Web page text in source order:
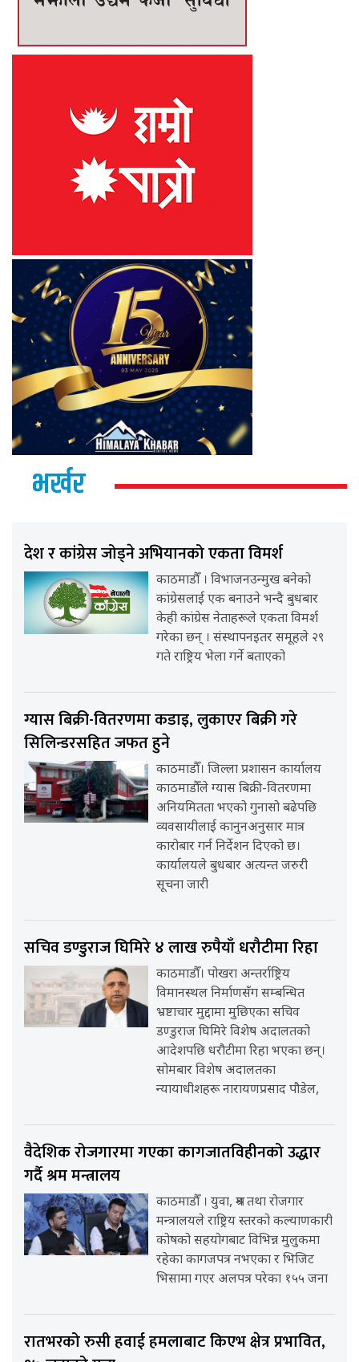
भर्खर
देश र कांग्रेस जोड्ने अभियानको एकता विमर्श
काठमाडौँ । विभाजनउन्मुख बनेको
कांग्रेसलाई एक बनाउने भन्दै बुधबार
केही कांग्रेस नेताहरूले एकता विमर्श
गरेका छन् । संस्थापनइतर समूहले २९
गते राष्ट्रिय भेला गर्ने बताएको
ग्यास बिक्री-वितरणमा कडाइ, लुकाएर बिक्री गरे
सिलिन्डरसहित जफत हुने
काठमाडौँ। जिल्ला प्रशासन कार्यालय
काठमाडौँले ग्यास बिक्री-वितरणमा
अनियमितता भएको गुनासो बढेपछि
व्यवसायीलाई कानुनअनुसार मात्र
कारोबार गर्न निर्देशन दिएको छ।
कार्यालयले बुधबार अत्यन्त जरुरी
सूचना जारी
सचिव डण्डुराज घिमिरे ४ लाख रुपैयाँ धरौटीमा रिहा
काठमाडौँ। पोखरा अन्तर्राष्ट्रिय
विमानस्थल निर्माणसँग सम्बन्धित
भ्रष्टाचार मुद्दामा मुछिएका सचिव
डण्डुराज घिमिरे विशेष अदालतको
आदेशपछि धरौटीमा रिहा भएका छन्।
सोमबार विशेष अदालतका
न्यायाधीशहरू नारायणप्रसाद पौडेल,
वैदेशिक रोजगारमा गएका कागजातविहीनको उद्धार
गर्दै श्रम मन्त्रालय
काठमाडौँ । युवा, श्रम तथा रोजगार
मन्त्रालयले राष्ट्रिय स्तरको कल्याणकारी
कोषको सहयोगबाट विभिन्न मुलुकमा
रहेका कागजपत्र नभएका र भिजिट
भिसामा गएर अलपत्र परेका १५५ जना
रातभरको रुसी हवाई हमलाबाट किएभ क्षेत्र प्रभावित,